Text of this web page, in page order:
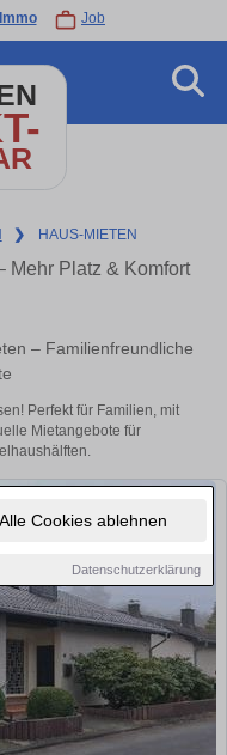
Alle Cookies ablehnen
Datenschutzerklärung
Immo Job
❯ HAUS-MIETEN
Mehr Platz & Komfort
– Familienfreundliche
Perfekt für Familien, mit
Mietangebote für